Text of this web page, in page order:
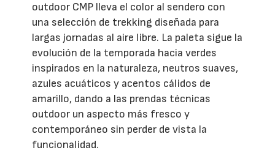
outdoor CMP lleva el color al sendero con
una selección de trekking diseñada para
largas jornadas al aire libre. La paleta sigue la
evolución de la temporada hacia verdes
inspirados en la naturaleza, neutros suaves,
azules acuáticos y acentos cálidos de
amarillo, dando a las prendas técnicas
outdoor un aspecto más fresco y
contemporáneo sin perder de vista la
funcionalidad.